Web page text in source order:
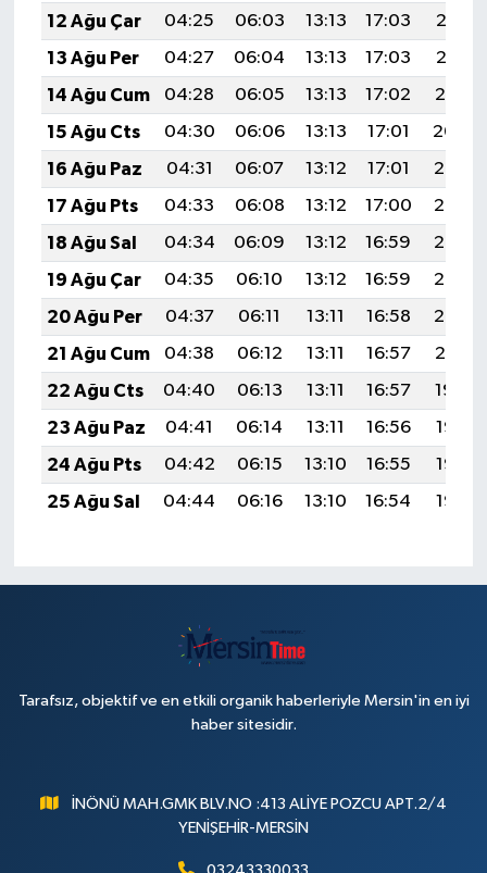
12 Ağu Çar
04:25 06:03 13:13 17:03
20:13
13 Ağu Per
04:27 06:04 13:13 17:03
20:12
14 Ağu Cum
04:28 06:05 13:13 17:02
20:10
15 Ağu Cts
04:30 06:06 13:13 17:01
20:09
16 Ağu Paz
04:31 06:07 13:12 17:01
20:08
17 Ağu Pts
04:33 06:08 13:12 17:00
20:06
18 Ağu Sal
04:34 06:09 13:12 16:59
20:05
19 Ağu Çar
04:35 06:10 13:12 16:59
20:03
20 Ağu Per
04:37 06:11 13:11 16:58
20:02
21 Ağu Cum
04:38 06:12 13:11 16:57
20:01
22 Ağu Cts
04:40 06:13 13:11 16:57
19:59
23 Ağu Paz
04:41 06:14 13:11 16:56
19:58
24 Ağu Pts
04:42 06:15 13:10 16:55
19:56
25 Ağu Sal
04:44 06:16 13:10 16:54 19:55
Tarafsız, objektif ve en etkili organik haberleriyle Mersin'in en iyi
haber sitesidir.
İNÖNÜ MAH.GMK BLV.NO :413 ALİYE POZCU APT.2/4
YENİŞEHİR-MERSİN